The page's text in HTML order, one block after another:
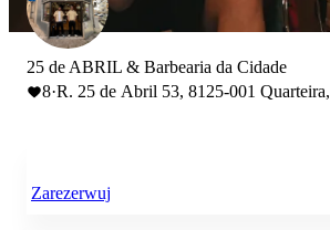
25 de ABRIL & Barbearia da Cidade
8·R. 25 de Abril 53, 8125-001 Quarteira,
Zarezerwuj